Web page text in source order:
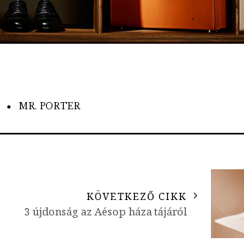
MR. PORTER
KÖVETKEZŐ CIKK
3 újdonság az Aésop háza tájáról